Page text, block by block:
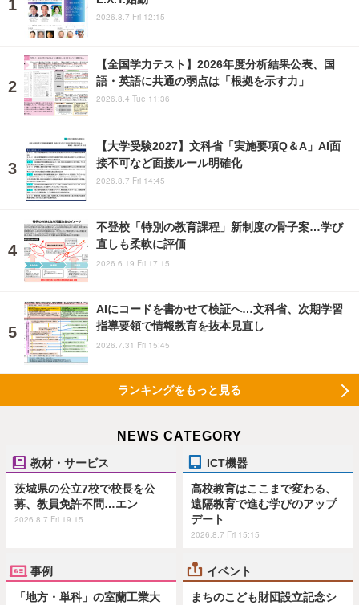
2026.8.7 Fri 12:15
【全国学力テスト】2026年度分析結果公表、国
語・英語に共通の弱点は「根拠を示す力」
2026.8.4 Tue 11:36
【大学受験2027】文科省「実施要項Q＆A」AI面
接不可など面接ルール明確化
2026.8.7 Fri 14:45
不登校「特別の教育課程」新制度の骨子案…学び
直しも柔軟に評価
2026.6.19 Fri 17:15
AIにコードを書かせて検証へ…文科省、次期学習
指導要領で情報教育を抜本見直し
2026.7.31 Fri 15:45
ランキングをもっと見る
NEWS CATEGORY
教材・サービス
茨城県の公立7校で校長を公
募、教員免許不問…エン
2026.8.7 Fri 19:15
ICT機器
高校教育はここまで変わる、
遠隔教育で進む学びのアップ
デート
2026.8.7 Fri 15:15
事例
「地方・単科」の室蘭工業大
イベント
まちのこども財団設立記念シ